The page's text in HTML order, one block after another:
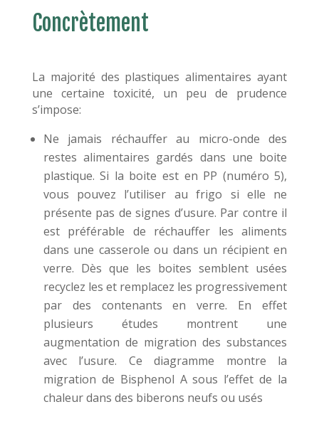
Concrètement
La majorité des plastiques alimentaires ayant
une certaine toxicité, un peu de prudence
s’impose:
Ne jamais réchauffer au micro-onde des
restes alimentaires gardés dans une boite
plastique. Si la boite est en PP (numéro 5),
vous pouvez l’utiliser au frigo si elle ne
présente pas de signes d’usure. Par contre il
est préférable de réchauffer les aliments
dans une casserole ou dans un récipient en
verre. Dès que les boites semblent usées
recyclez les et remplacez les progressivement
par des contenants en verre. En effet
plusieurs études montrent une
augmentation de migration des substances
avec l’usure. Ce diagramme montre la
migration de Bisphenol A sous l’effet de la
chaleur dans des biberons neufs ou usés